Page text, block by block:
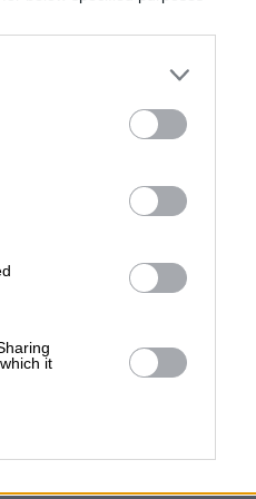
it
SOLUTIONS
Us Add a Free Listing